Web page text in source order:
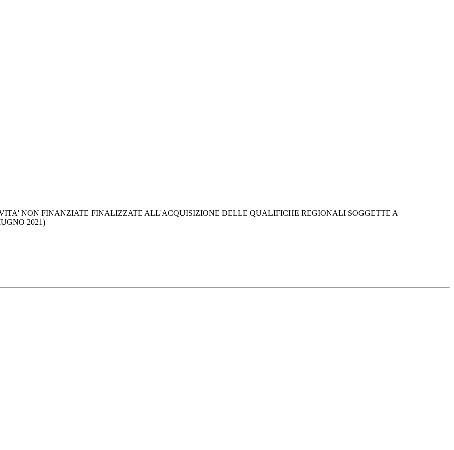
NON FINANZIATE FINALIZZATE ALL'ACQUISIZIONE DELLE QUALIFICHE REGIONALI SOGGETTE A
2021)